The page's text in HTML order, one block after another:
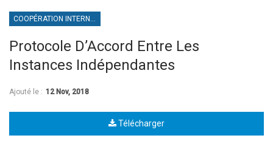
COOPÉRATION INTERNATIONALE
Protocole D’Accord Entre Les
Instances Indépendantes
Ajouté le : 12 Nov, 2018
Télécharger